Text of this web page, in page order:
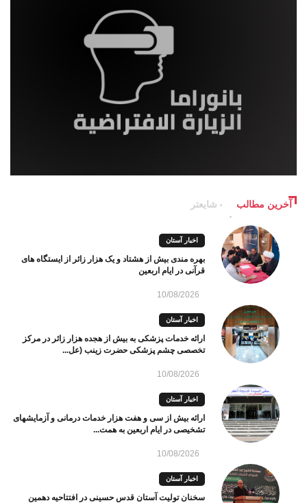
آخرین مطالب شایعتر
اخبار آستان
بهره مندی بیش از هشتاد و یک هزار زائر از ایستگاه های
قرآنی در ایام اربعین
10/08/2026
اخبار آستان
ارائه خدمات پزشکی به بیش از هجده هزار زائر در مرکز
تخصصی چشم پزشکی حضرت زینب (عل...
10/08/2026
اخبار آستان
ارائه بیش از سی و هفت هزار خدمات درمانی و آزمایشهای
تشخیصی در ایام اربعین به همت...
10/08/2026
اخبار آستان
سخنان تولیت آستان قدس حسینی در افتتاحیه دهمین